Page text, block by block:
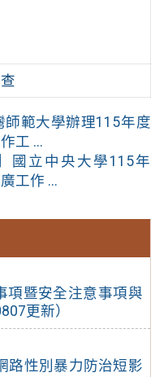
項暨安全注意事項與
更新）
路性別暴力防治短影
師範大學辦理115年度
工 ...
國立中央大學115年
工作 ...